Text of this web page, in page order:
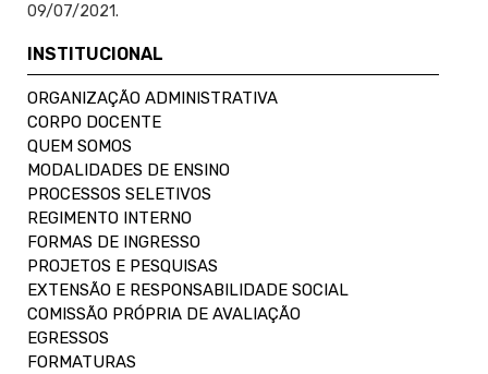
09/07/2021.
INSTITUCIONAL
ORGANIZAÇÃO ADMINISTRATIVA
CORPO DOCENTE
QUEM SOMOS
MODALIDADES DE ENSINO
PROCESSOS SELETIVOS
REGIMENTO INTERNO
FORMAS DE INGRESSO
PROJETOS E PESQUISAS
EXTENSÃO E RESPONSABILIDADE SOCIAL
COMISSÃO PRÓPRIA DE AVALIAÇÃO
EGRESSOS
FORMATURAS